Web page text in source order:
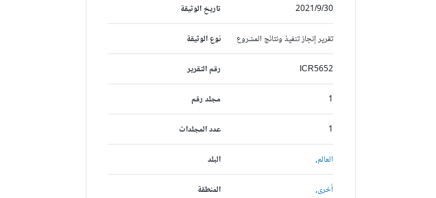
تاريخ الوثيقة 2021/9/30
نوع الوثيقة تقرير إنجاز تنفيذ ونتائج المشروع
رقم التقرير ICR5652
مجلد رقم 1
عدد المجلدات 1
البلد العالم,
المنطقة أخرى,